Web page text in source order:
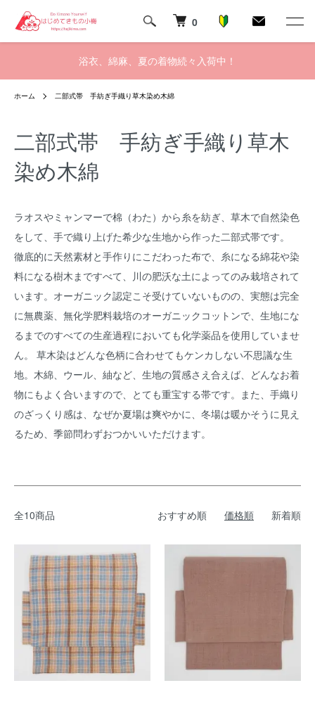
0
浴衣、綿麻、夏の着物続々入荷中！
ホーム 二部式帯 手紡ぎ手織り草木染め木綿
二部式帯 手紡ぎ手織り草木
染め木綿
ラオスやミャンマーで棉（わた）から糸を紡ぎ、草木で自然染色
をして、手で織り上げた希少な生地から作った二部式帯です。
徹底的に天然素材と手作りにこだわった布で、糸になる綿花や染
料になる樹木まですべて、川の肥沃な土によってのみ栽培されて
います。オーガニック認定こそ受けていないものの、実態は完全
に無農薬、無化学肥料栽培のオーガニックコットンで、生地にな
るまでのすべての生産過程においても化学薬品を使用していませ
ん。 草木染はどんな色柄に合わせてもケンカしない不思議な生
地。木綿、ウール、紬など、生地の質感さえ合えば、どんなお着
物にもよく合いますので、とても重宝する帯です。また、手織り
のざっくり感は、なぜか夏場は爽やかに、冬場は暖かそうに見え
るため、季節問わずおつかいいただけます。
全10商品 おすすめ順 価格順 新着順